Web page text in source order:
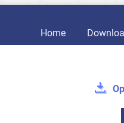
Home